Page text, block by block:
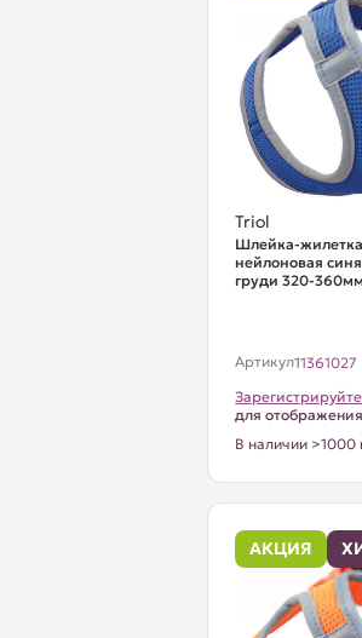
Triol
Шлейка-
нейлоновая
груди 320-
Артикул11361027
для
В наличии >1000
АКЦИЯ